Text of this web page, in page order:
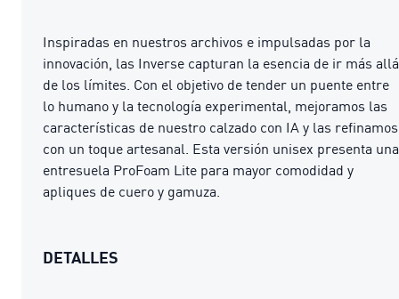
Inspiradas en nuestros archivos e impulsadas por la
innovación, las Inverse capturan la esencia de ir más allá
de los límites. Con el objetivo de tender un puente entre
lo humano y la tecnología experimental, mejoramos las
características de nuestro calzado con IA y las refinamos
con un toque artesanal. Esta versión unisex presenta una
entresuela ProFoam Lite para mayor comodidad y
apliques de cuero y gamuza.
DETALLES